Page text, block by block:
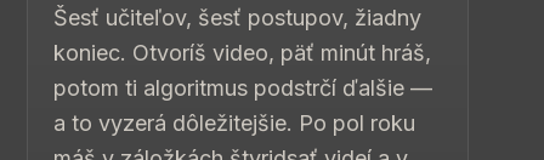
Šesť učiteľov, šesť postupov, žiadny
koniec. Otvoríš video, päť minút hráš,
potom ti algoritmus podstrčí ďalšie —
a to vyzerá dôležitejšie. Po pol roku